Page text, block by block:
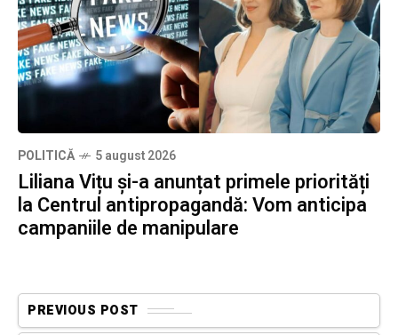
POLITICĂ 5 august 2026
Liliana Vițu și-a anunțat primele priorități
la Centrul antipropagandă: Vom anticipa
campaniile de manipulare
PREVIOUS POST